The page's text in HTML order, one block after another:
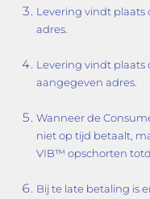
Levering vindt plaats
adres.
Levering vindt plaats
aangegeven adres.
Wanneer de
niet op tijd betaalt,
VIB™ opschorten
Bij te late betaling is